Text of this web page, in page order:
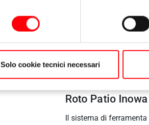
Solo cookie tecnici necessari
Roto Patio Inowa
Il sistema di